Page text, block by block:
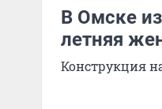
В Омске
летняя
Конструкция